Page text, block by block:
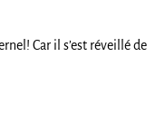
Car il s’est réveillé de